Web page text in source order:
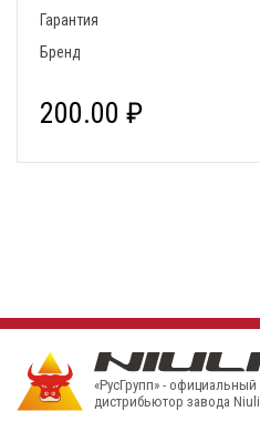
Гарантия
Бренд
200.00 ₽
«РусГрупп» - официальный
диcтрибьютор завода Niuli